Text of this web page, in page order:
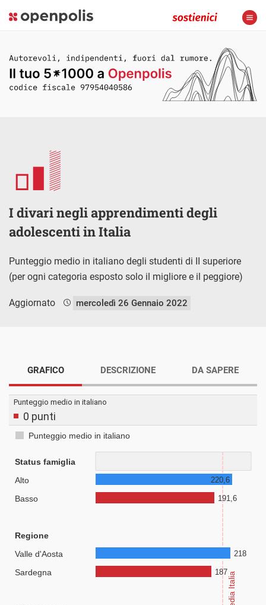
I divari negli apprendimenti degli
adolescenti in Italia
Punteggio medio in italiano degli studenti di II superiore
(per ogni categoria esposto solo il migliore e il peggiore)
Aggiornato mercoledì 26 Gennaio 2022
GRAFICO DESCRIZIONE DA SAPERE